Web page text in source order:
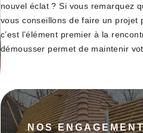
nouvel éclat ? Si vous remarquez
vous conseillons de faire un projet
c’est l’élément premier à la
démousser permet de maintenir
NOS